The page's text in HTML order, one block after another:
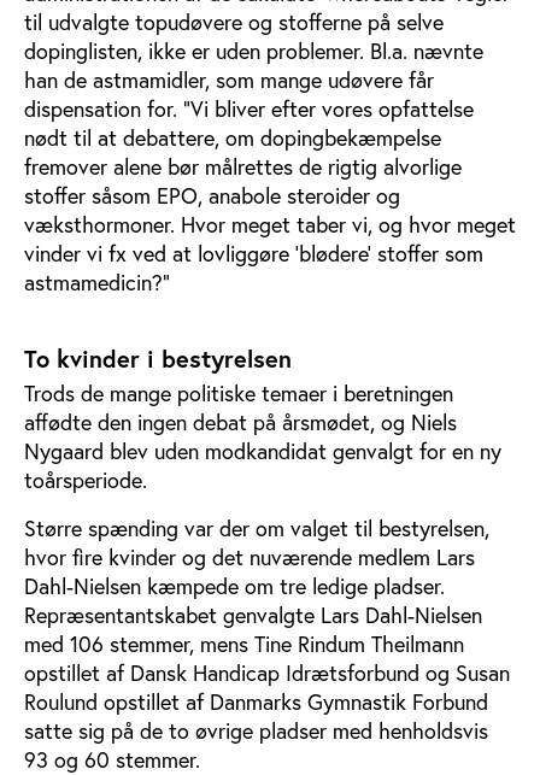
til udvalgte topudøvere og stofferne på selve
dopinglisten, ikke er uden problemer. Bl.a. nævnte
han de astmamidler, som mange udøvere får
dispensation for. "Vi bliver efter vores opfattelse
nødt til at debattere, om dopingbekæmpelse
fremover alene bør målrettes de rigtig alvorlige
stoffer såsom EPO, anabole steroider og
væksthormoner. Hvor meget taber vi, og hvor meget
vinder vi fx ved at lovliggøre 'blødere' stoffer som
astmamedicin?"
To kvinder i bestyrelsen
Trods de mange politiske temaer i beretningen
affødte den ingen debat på årsmødet, og Niels
Nygaard blev uden modkandidat genvalgt for en ny
toårsperiode.
Større spænding var der om valget til bestyrelsen,
hvor fire kvinder og det nuværende medlem Lars
Dahl-Nielsen kæmpede om tre ledige pladser.
Repræsentantskabet genvalgte Lars Dahl-Nielsen
med 106 stemmer, mens Tine Rindum Theilmann
opstillet af Dansk Handicap Idrætsforbund og Susan
Roulund opstillet af Danmarks Gymnastik Forbund
satte sig på de to øvrige pladser med henholdsvis
93 og 60 stemmer.